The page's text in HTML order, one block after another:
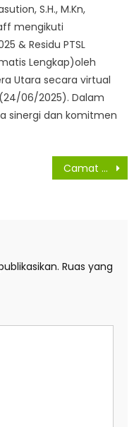
S.H., M.Kn,
mengikuti
& Residu PTSL
Lengkap)oleh
Utara secara virtual
06/2025). Dalam
sinergi dan komitmen
Camat Kisbar Pantau Penyemprotan Disfektan PT Pertamina di Kisaran Baru
Ruas yang